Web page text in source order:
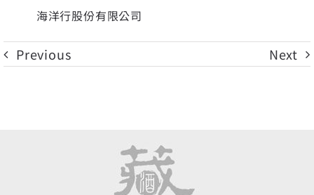
海洋行股份有限公司
Previous Next